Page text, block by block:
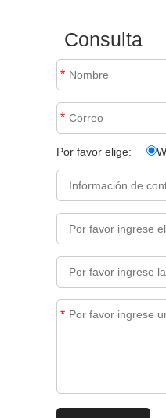
Consulta
*
*
Por favor elige:
*